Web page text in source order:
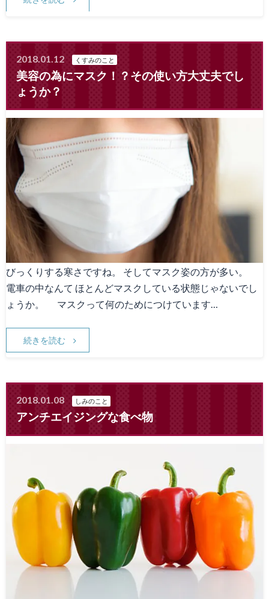
2018.01.12 くすみのこと
美容の為にマスク！？その使い方大丈夫でし
ょうか？
びっくりする寒さですね。 そしてマスク姿の方が多い。
電車の中なんて ほとんどマスクしている状態じゃないでし
ょうか。 マスクって何のためにつけています…
続きを読む
2018.01.08 しみのこと
アンチエイジングな食べ物